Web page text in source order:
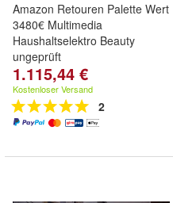
Amazon Retouren Palette Wert
3480€ Multimedia
Haushaltselektro Beauty
ungeprüft
1.115,44 €
Kostenloser Versand
2